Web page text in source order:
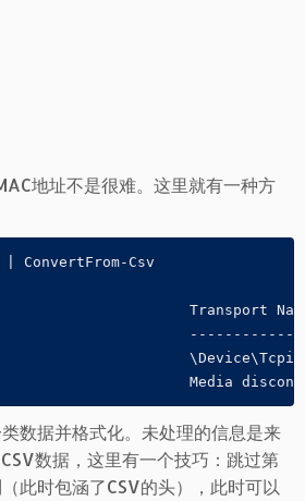
地址不是很难。这里就有一种方
| ConvertFrom-Csv
Media
数据并格式化。未处理的信息是来
数据，这里有一个技巧：跳过第
此时包涵了CSV的头），此时可以